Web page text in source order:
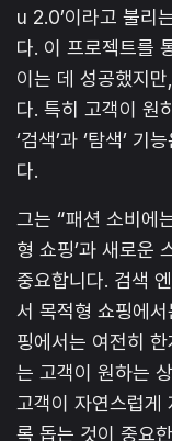
u 2.0’이라고 불리
다. 이 프로젝트를
이는 데 성공했지
다. 특히 고객이 원
‘검색’과 ‘탐색’ 기
다.
그는 “패션 소비에
형 쇼핑’과 새로운
중요합니다. 검색
서 목적형 쇼핑에
핑에서는 여전히
는 고객이 원하는
고객이 자연스럽게
록 돕는 것이 중요